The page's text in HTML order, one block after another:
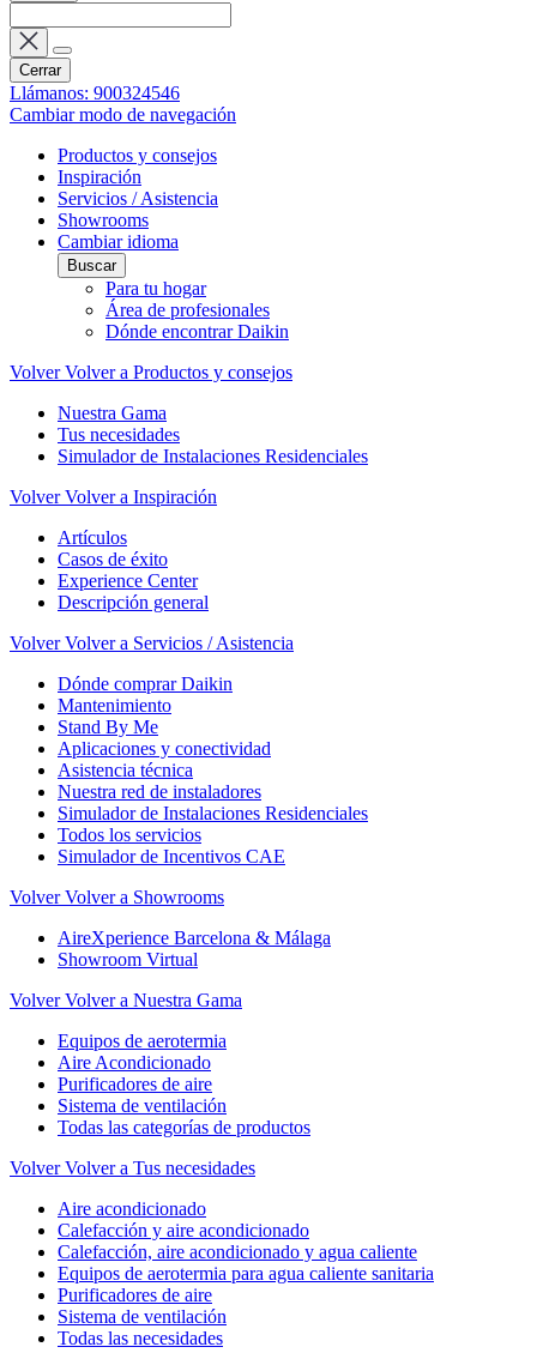
Cerrar
Llámanos: 900324546
Cambiar modo de navegación
Productos y consejos
Inspiración
Servicios / Asistencia
Showrooms
Cambiar idioma
Buscar
Para tu hogar
Área de profesionales
Dónde encontrar Daikin
Volver Volver a Productos y consejos
Nuestra Gama
Tus necesidades
Simulador de Instalaciones Residenciales
Volver Volver a Inspiración
Artículos
Casos de éxito
Experience Center
Descripción general
Volver Volver a Servicios / Asistencia
Dónde comprar Daikin
Mantenimiento
Stand By Me
Aplicaciones y conectividad
Asistencia técnica
Nuestra red de instaladores
Simulador de Instalaciones Residenciales
Todos los servicios
Simulador de Incentivos CAE
Volver Volver a Showrooms
AireXperience Barcelona & Málaga
Showroom Virtual
Volver Volver a Nuestra Gama
Equipos de aerotermia
Aire Acondicionado
Purificadores de aire
Sistema de ventilación
Todas las categorías de productos
Volver Volver a Tus necesidades
Aire acondicionado
Calefacción y aire acondicionado
Calefacción, aire acondicionado y agua caliente
Equipos de aerotermia para agua caliente sanitaria
Purificadores de aire
Sistema de ventilación
Todas las necesidades